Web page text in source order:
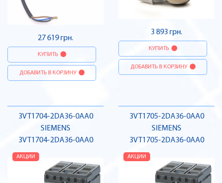
27 619 грн.
КУПИТЬ
ДОБАВИТЬ В КОРЗИНУ
3 893 грн.
КУПИТЬ
ДОБАВИТЬ В КОРЗИНУ
3VT1704-2DA36-0AA0
SIEMENS
3VT1704-2DA36-0AA0
АКЦИИ
3VT1705-2DA36-0AA0
SIEMENS
3VT1705-2DA36-0AA0
АКЦИИ